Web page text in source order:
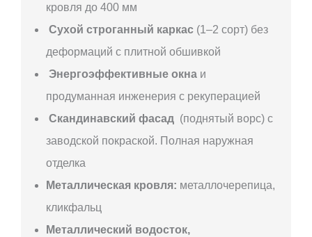
кровля до 400 мм
Сухой строганный каркас (1–2 сорт) без
деформаций с плитной обшивкой
Энергоэффективные окна и
продуманная инженерия с рекуперацией
Скандинавский фасад (поднятый ворс) с
заводской покраской. Полная наружная
отделка
Металлическая кровля: металлочерепица,
кликфальц
Металлический водосток,